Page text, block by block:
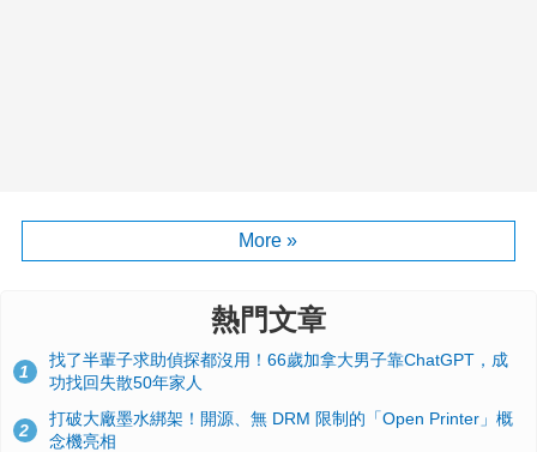
More »
熱門文章
1
找了半輩子求助偵探都沒用！66歲加拿大男子靠ChatGPT，成
功找回失散50年家人
2
打破大廠墨水綁架！開源、無 DRM 限制的「Open Printer」概
念機亮相